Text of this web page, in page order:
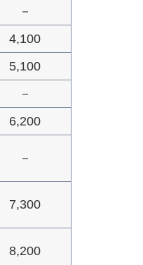
－
4,100
5,100
－
6,200
－
7,300
8,200